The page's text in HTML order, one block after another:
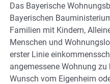
Das Bayerische
Bayerischen
Familien mit Kindern,
Menschen und
erster Linie
angemessene Wohnung
Wunsch vom Eigenheim